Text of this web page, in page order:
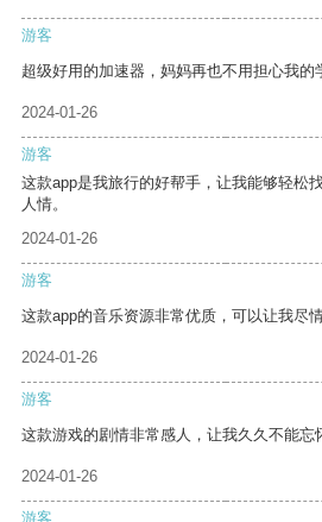
游客
超级好用的加速器，妈妈再也不用担心我的
2024-01-26
游客
这款app是我旅行的好帮手，让我能够轻松
人情。
2024-01-26
游客
这款app的音乐资源非常优质，可以让我尽
2024-01-26
游客
这款游戏的剧情非常感人，让我久久不能忘
2024-01-26
游客